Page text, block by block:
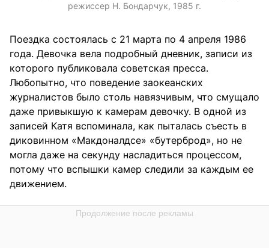
режиссер Н. Бондарчук, 1985 г.
Поездка состоялась с 21 марта по 4 апреля 1986
года. Девочка вела подробный дневник, записи из
которого публиковала советская пресса.
Любопытно, что поведение заокеанских
журналистов было столь навязчивым, что смущало
даже привыкшую к камерам девочку. В одной из
записей Катя вспоминала, как пыталась съесть в
диковинном «Макдоналдсе» «бутерброд», но не
могла даже на секунду насладиться процессом,
потому что вспышки камер следили за каждым ее
движением.